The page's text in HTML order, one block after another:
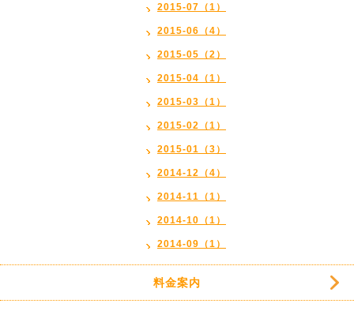
2015-07（1）
2015-06（4）
2015-05（2）
2015-04（1）
2015-03（1）
2015-02（1）
2015-01（3）
2014-12（4）
2014-11（1）
2014-10（1）
2014-09（1）
料金案内